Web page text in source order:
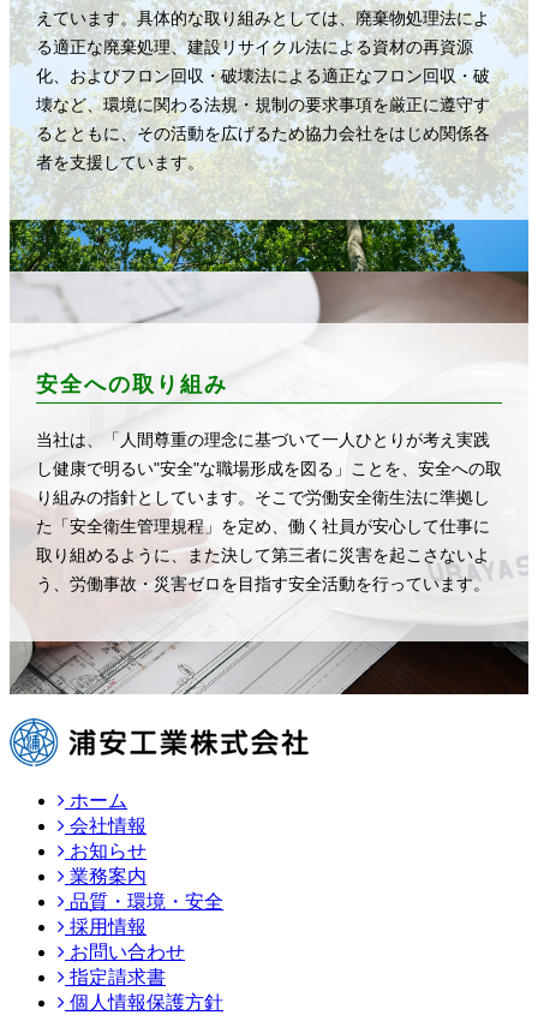
えています。具体的な取り組みとしては、廃棄物処理法によ
る適正な廃棄処理、建設リサイクル法による資材の再資源
化、およびフロン回収・破壊法による適正なフロン回収・破
壊など、環境に関わる法規・規制の要求事項を厳正に遵守す
るとともに、その活動を広げるため協力会社をはじめ関係各
者を支援しています。
安全への取り組み
当社は、「人間尊重の理念に基づいて一人ひとりが考え実践
し健康で明るい"安全"な職場形成を図る」ことを、安全への取
り組みの指針としています。そこで労働安全衛生法に準拠し
た「安全衛生管理規程」を定め、働く社員が安心して仕事に
取り組めるように、また決して第三者に災害を起こさないよ
う、労働事故・災害ゼロを目指す安全活動を行っています。
ホーム
会社情報
お知らせ
業務案内
品質・環境・安全
採用情報
お問い合わせ
指定請求書
個人情報保護方針